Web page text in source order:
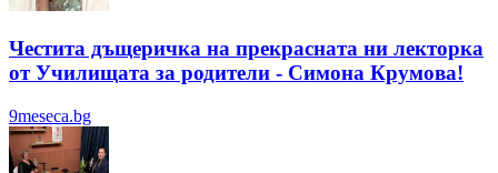
Честита дъщеричка на прекрасната ни лекторка
от Училищата за родители - Симона Крумова!
9meseca.bg